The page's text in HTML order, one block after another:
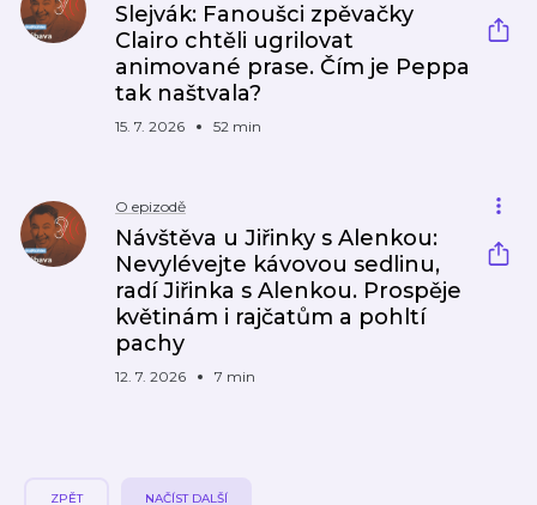
Slejvák: Fanoušci zpěvačky
Clairo chtěli ugrilovat
animované prase. Čím je Peppa
tak naštvala?
15. 7. 2026 52 min
O epizodě
Návštěva u Jiřinky s Alenkou:
Nevylévejte kávovou sedlinu,
radí Jiřinka s Alenkou. Prospěje
květinám i rajčatům a pohltí
pachy
12. 7. 2026 7 min
ZPĚT NAČÍST DALŠÍ